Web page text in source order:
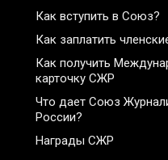
Как вступить в Союз?
Как заплатить
Как получить
карточку СЖР
Что дает Союз
России?
Награды СЖР